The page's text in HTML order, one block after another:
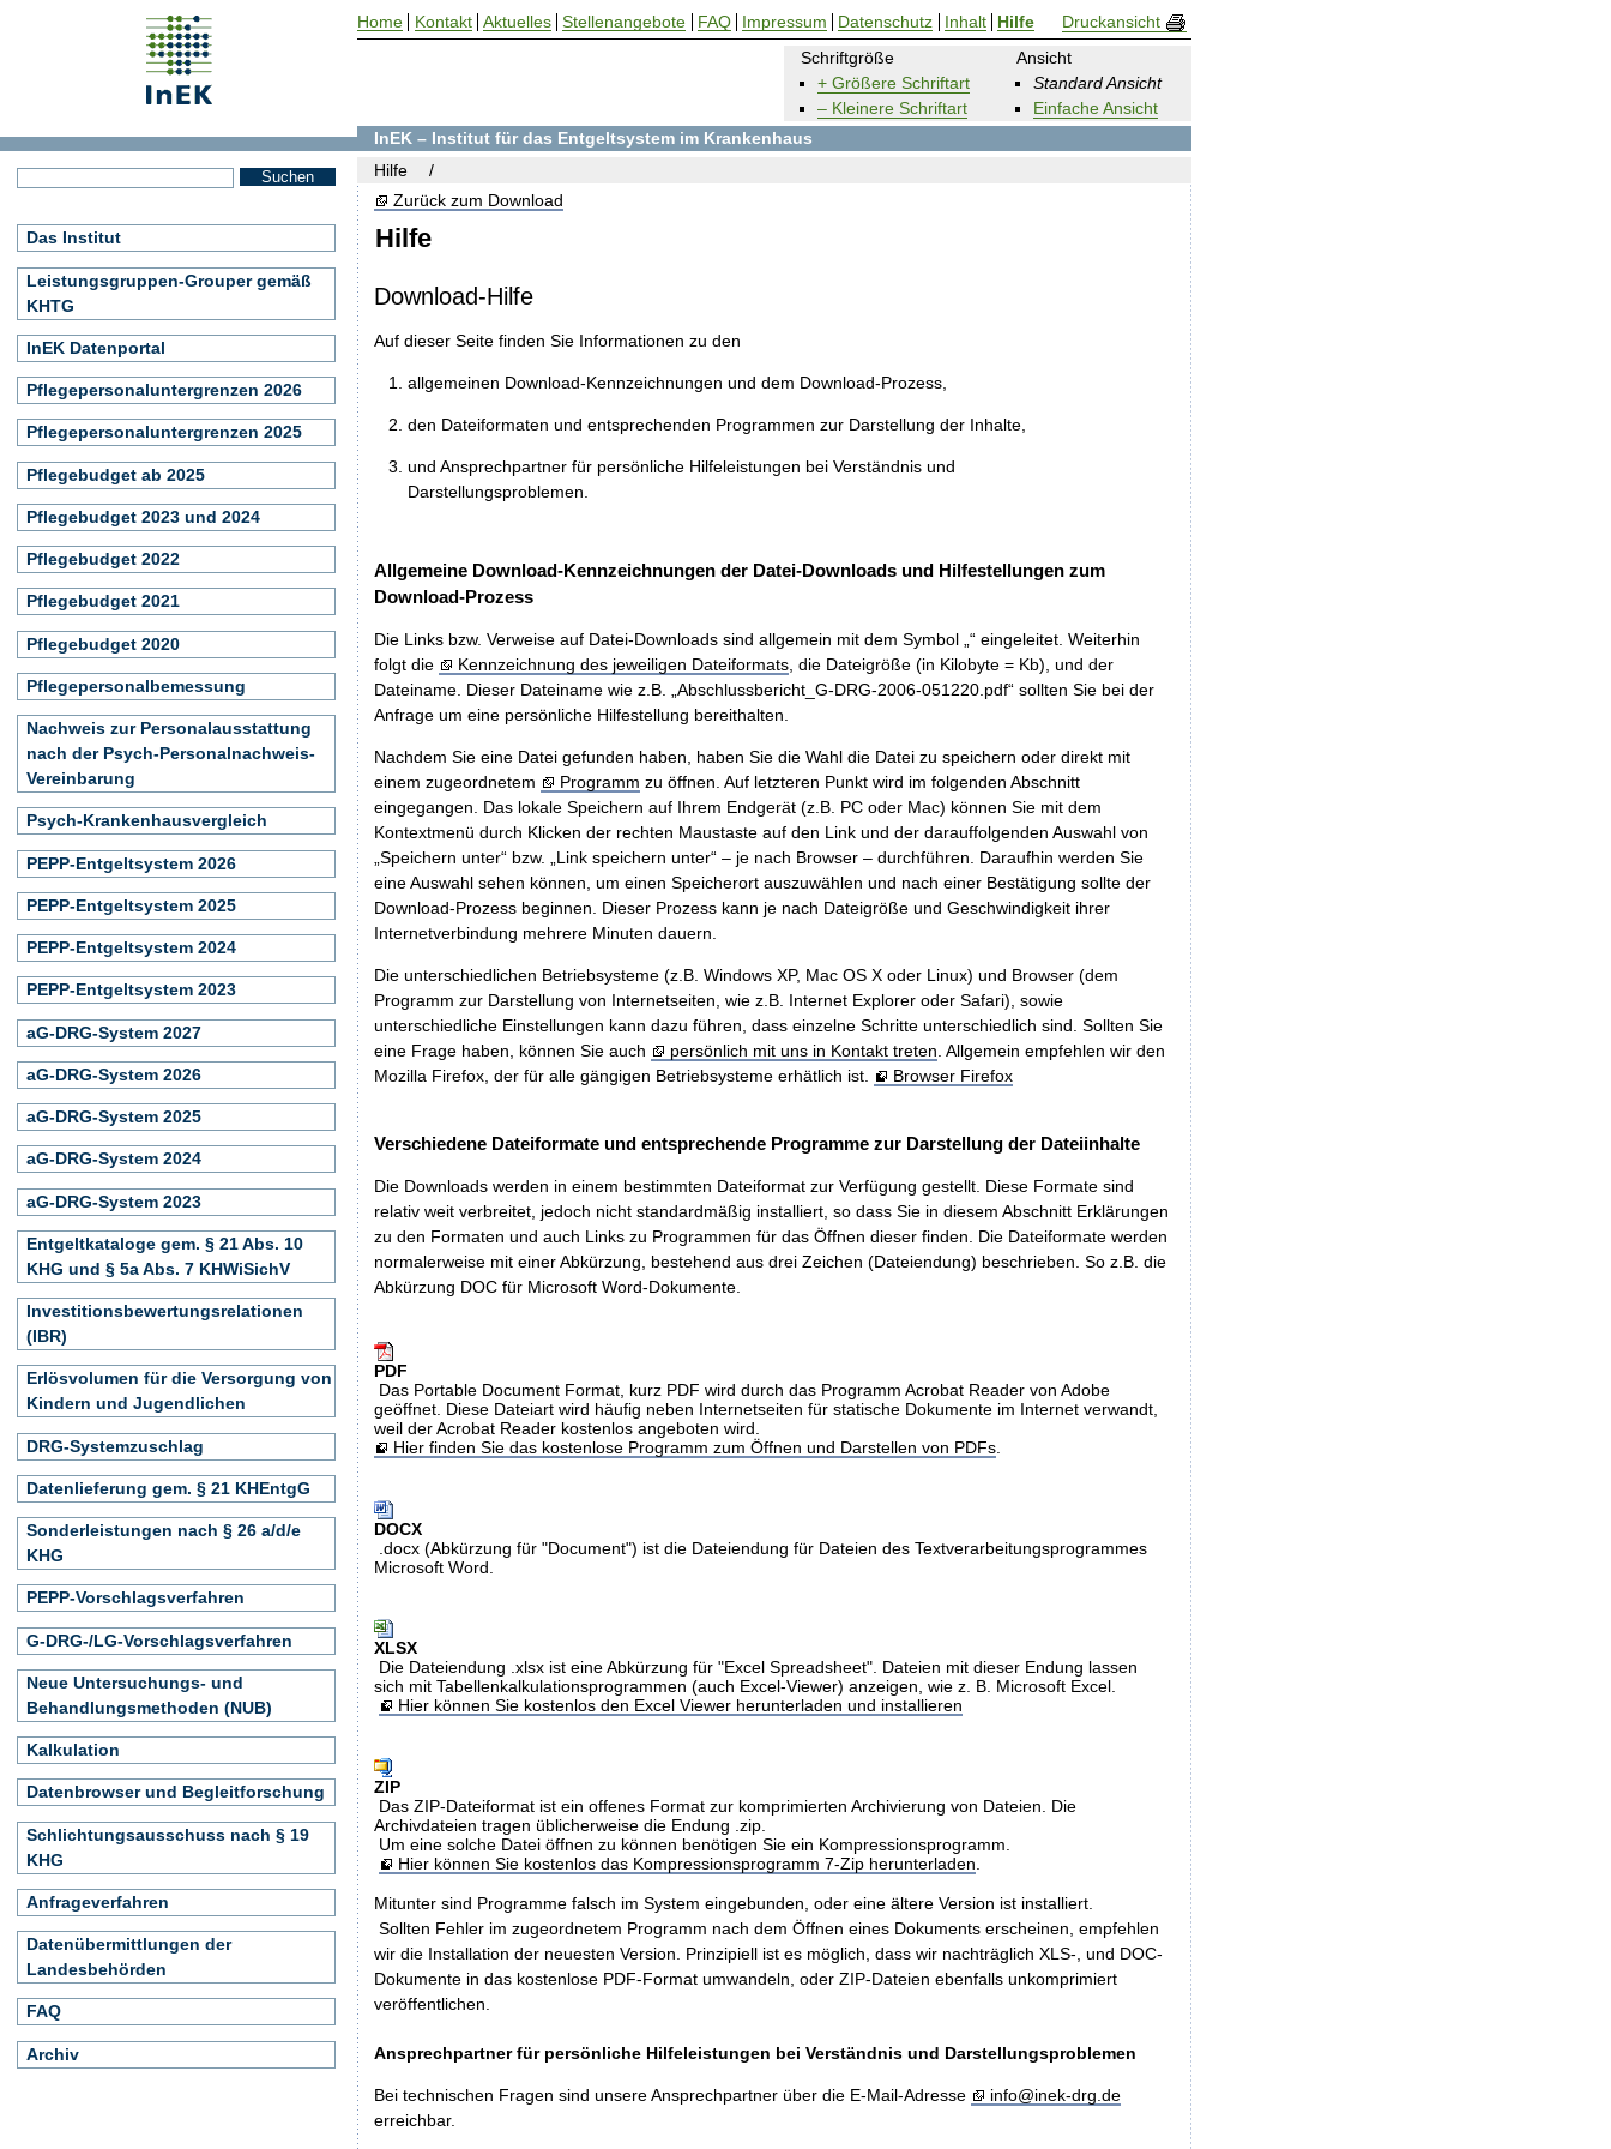
Hilfe
Schriftgröße
+ Größere Schriftart
– Kleinere Schriftart
Ansicht
Standard Ansicht
Einfache Ansicht
Zurück zum Download
Download-Hilfe
Auf dieser Seite finden Sie Informationen zu den
allgemeinen Download-Kennzeichnungen und dem Download-Prozess,
den Dateiformaten und entsprechenden Programmen zur Darstellung der Inhalte,
und Ansprechpartner für persönliche Hilfeleistungen bei Verständnis und
Darstellungsproblemen.
Allgemeine Download-Kennzeichnungen der Datei-Downloads und Hilfestellungen zum
Download-Prozess
Die Links bzw. Verweise auf Datei-Downloads sind allgemein mit dem Symbol „“ eingeleitet. Weiterhin
folgt die
Kennzeichnung des jeweiligen Dateiformats, die Dateigröße (in Kilobyte = Kb), und der
Dateiname. Dieser Dateiname wie z.B. „Abschlussbericht_G-DRG-2006-051220.pdf“ sollten Sie bei der
Anfrage um eine persönliche Hilfestellung bereithalten.
Nachdem Sie eine Datei gefunden haben, haben Sie die Wahl die Datei zu speichern oder direkt mit
einem zugeordnetem
Programm zu öffnen. Auf letzteren Punkt wird im folgenden Abschnitt
eingegangen. Das lokale Speichern auf Ihrem Endgerät (z.B. PC oder Mac) können Sie mit dem
Kontextmenü durch Klicken der rechten Maustaste auf den Link und der darauffolgenden Auswahl von
„Speichern unter“ bzw. „Link speichern unter“ – je nach Browser – durchführen. Daraufhin werden Sie
eine Auswahl sehen können, um einen Speicherort auszuwählen und nach einer Bestätigung sollte der
Download-Prozess beginnen. Dieser Prozess kann je nach Dateigröße und Geschwindigkeit ihrer
Internetverbindung mehrere Minuten dauern.
Die unterschiedlichen Betriebsysteme (z.B. Windows XP, Mac OS X oder Linux) und Browser (dem
Programm zur Darstellung von Internetseiten, wie z.B. Internet Explorer oder Safari), sowie
unterschiedliche Einstellungen kann dazu führen, dass einzelne Schritte unterschiedlich sind. Sollten Sie
eine Frage haben, können Sie auch
persönlich mit uns in Kontakt treten . Allgemein empfehlen wir den
Mozilla Firefox, der für alle gängigen Betriebsysteme erhätlich ist.
Browser Firefox
Verschiedene Dateiformate und entsprechende Programme zur Darstellung der Dateiinhalte
Die Downloads werden in einem bestimmten Dateiformat zur Verfügung gestellt. Diese Formate sind
relativ weit verbreitet, jedoch nicht standardmäßig installiert, so dass Sie in diesem Abschnitt Erklärungen
zu den Formaten und auch Links zu Programmen für das Öffnen dieser finden. Die Dateiformate werden
normalerweise mit einer Abkürzung, bestehend aus drei Zeichen (Dateiendung) beschrieben. So z.B. die
Abkürzung DOC für Microsoft Word-Dokumente.
PDF
Das Portable Document Format, kurz PDF wird durch das Programm Acrobat Reader von Adobe
geöffnet. Diese Dateiart wird häufig neben Internetseiten für statische Dokumente im Internet verwandt,
weil der Acrobat Reader kostenlos angeboten wird.
Hier finden Sie das kostenlose Programm zum Öffnen und Darstellen von PDFs.
DOCX
.docx (Abkürzung für "Document") ist die Dateiendung für Dateien des Textverarbeitungsprogrammes
Microsoft Word.
XLSX
Die Dateiendung .xlsx ist eine Abkürzung für "Excel Spreadsheet". Dateien mit dieser Endung lassen
sich mit Tabellenkalkulationsprogrammen (auch Excel-Viewer) anzeigen, wie z. B. Microsoft Excel.
Hier können Sie kostenlos den Excel Viewer herunterladen und installieren
ZIP
Das ZIP-Dateiformat ist ein offenes Format zur komprimierten Archivierung von Dateien. Die
Archivdateien tragen üblicherweise die Endung .zip.
Um eine solche Datei öffnen zu können benötigen Sie ein Kompressionsprogramm.
Hier können Sie kostenlos das Kompressionsprogramm 7-Zip herunterladen
Mitunter sind Programme falsch im System eingebunden, oder eine ältere Version ist installiert.
Sollten Fehler im zugeordnetem Programm nach dem Öffnen eines Dokuments erscheinen, empfehlen
wir die Installation der neuesten Version. Prinzipiell ist es möglich, dass wir nachträglich XLS-, und DOC-
Dokumente in das kostenlose PDF-Format umwandeln, oder ZIP-Dateien ebenfalls unkomprimiert
veröffentlichen.
Ansprechpartner für persönliche Hilfeleistungen bei Verständnis und Darstellungsproblemen
Bei technischen Fragen sind unsere Ansprechpartner über die E-Mail-Adresse
info@inek-drg.de
erreichbar.
InEK – Institut für das Entgeltsystem im Krankenhaus
Hilfe
Das Institut
Leistungsgruppen-Grouper gemäß
KHTG
InEK Datenportal
Pflegepersonaluntergrenzen 2026
Pflegepersonaluntergrenzen 2025
Pflegebudget ab 2025
Pflegebudget 2023 und 2024
Pflegebudget 2022
Pflegebudget 2021
Pflegebudget 2020
Pflegepersonalbemessung
Nachweis zur Personalausstattung
nach der Psych-Personalnachweis-
Vereinbarung
Psych-Krankenhausvergleich
PEPP-Entgeltsystem 2026
PEPP-Entgeltsystem 2025
PEPP-Entgeltsystem 2024
PEPP-Entgeltsystem 2023
aG-DRG-System 2027
aG-DRG-System 2026
aG-DRG-System 2025
aG-DRG-System 2024
aG-DRG-System 2023
Entgeltkataloge gem. § 21 Abs. 10
KHG und § 5a Abs. 7 KHWiSichV
Investitionsbewertungsrelationen
(IBR)
Erlösvolumen für die Versorgung von
Kindern und Jugendlichen
DRG-Systemzuschlag
Datenlieferung gem. § 21 KHEntgG
Sonderleistungen nach § 26 a/d/e
KHG
PEPP-Vorschlagsverfahren
G-DRG-/LG-Vorschlagsverfahren
Neue Untersuchungs- und
Behandlungsmethoden (NUB)
Kalkulation
Datenbrowser und Begleitforschung
Schlichtungsausschuss nach § 19
KHG
Anfrageverfahren
Datenübermittlungen der
Landesbehörden
FAQ
Archiv
Home Kontakt Aktuelles Stellenangebote FAQ Impressum Datenschutz Inhalt Hilfe Druckansicht